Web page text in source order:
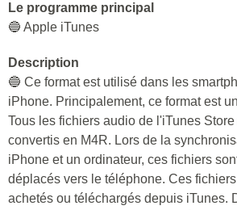
Le programme principal
🔵 Apple iTunes
Description
🔵 Ce format est utilisé dans les
iPhone. Principalement, ce format est
Tous les fichiers audio de l'iTunes
convertis en M4R. Lors de la
iPhone et un ordinateur, ces fichiers
déplacés vers le téléphone. Ces
achetés ou téléchargés depuis iTunes.